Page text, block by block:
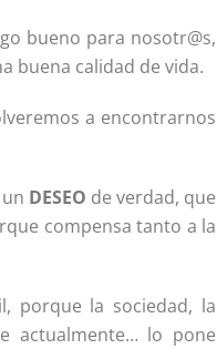
bueno para nosotr@s,
buena calidad de vida.
a encontrarnos
DESEO de verdad, que
compensa tanto a la
porque la sociedad, la
actualmente… lo pone